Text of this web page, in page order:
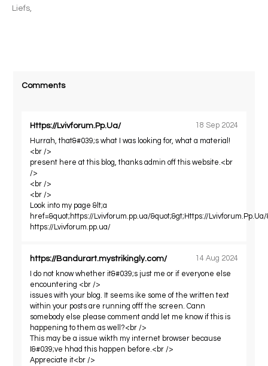
Liefs,
Comments
Https://Lvivforum.Pp.Ua/
18 Sep 2024
Hurrah, that&#039;s what I was looking for, what a material!
<br />
present here at this blog, thanks admin off this website.<br
/>
<br />
<br />
Look into my page &lt;a
href=&quot;https://Lvivforum.pp.ua/&quot;&gt;Https://Lvivforum.Pp.Ua/
https://Lvivforum.pp.ua/
https://Bandurart.mystrikingly.com/
14 Aug 2024
I do not know whether it&#039;s just me or if everyone else
encountering <br />
issues with your blog. It seems ike some of the written text
within your posts are running offf the screen. Cann
somebody else please comment andd let me know if this is
happening to them as well?<br />
This may be a issue wikth my internet browser because
I&#039;ve hhad this happen before.<br />
Appreciate it<br />